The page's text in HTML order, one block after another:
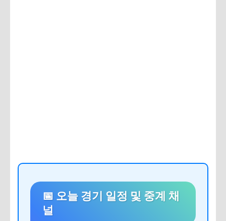
📅 오늘 경기 일정 및 중계 채
널